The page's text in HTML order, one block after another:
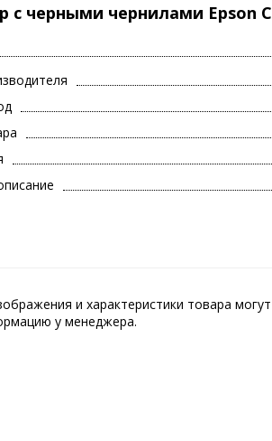
с черными чернилами Epson
и характеристики товара
у менеджера.